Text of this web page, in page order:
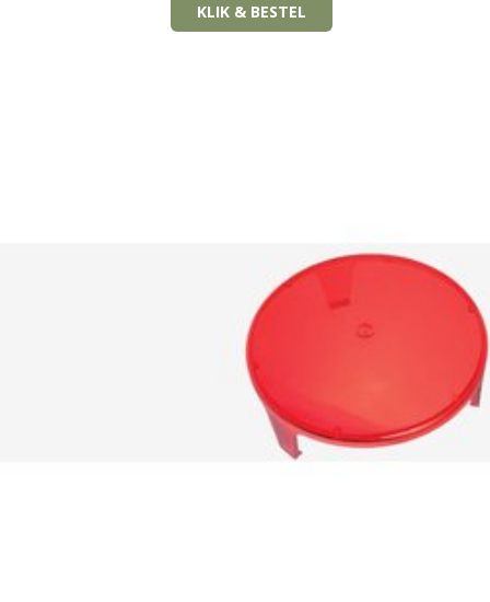
KLIK & BESTEL